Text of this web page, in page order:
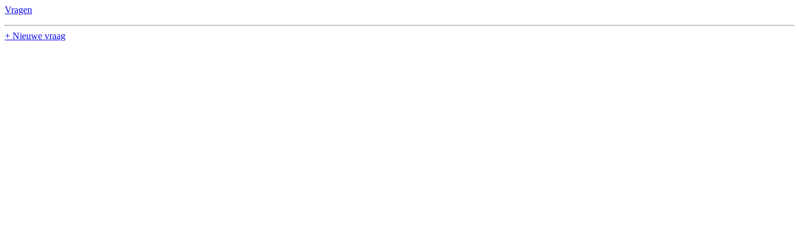
Vragen
+ Nieuwe vraag